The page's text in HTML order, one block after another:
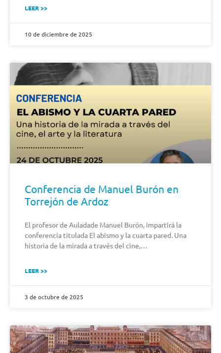
LEER >>
10 de diciembre de 2025
Conferencia de Manuel Burón en
Torrejón de Ardoz
El profesor de Auladade Manuel Burón, impartirá la
conferencia titulada El abismo y la cuarta pared. Una
historia de la mirada a través del cine,…
LEER >>
3 de octubre de 2025